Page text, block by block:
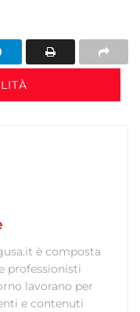
è composta
professionisti
lavorano per
e contenuti